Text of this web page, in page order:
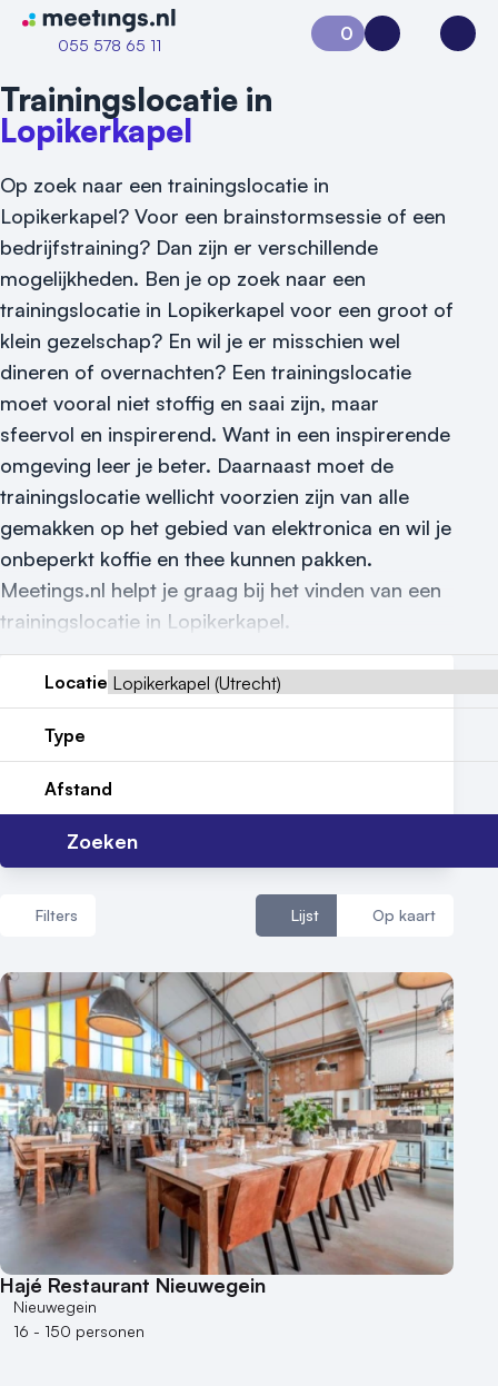
Naar home van Meetings
055 578 65 11
Vraag locatie aan
Locatiegids
Meld locatie aan
Nieuws
Reviews (5⭐️)
Contact
0
Aanvraag 0Inloggen
Trainingslocatie in
Lopikerkapel
Op zoek naar een trainingslocatie in
Lopikerkapel? Voor een brainstormsessie of een
bedrijfstraining? Dan zijn er verschillende
mogelijkheden. Ben je op zoek naar een
trainingslocatie in Lopikerkapel voor een groot of
klein gezelschap? En wil je er misschien wel
dineren of overnachten? Een trainingslocatie
moet vooral niet stoffig en saai zijn, maar
sfeervol en inspirerend. Want in een inspirerende
omgeving leer je beter. Daarnaast moet de
trainingslocatie wellicht voorzien zijn van alle
gemakken op het gebied van elektronica en wil je
onbeperkt koffie en thee kunnen pakken.
Meetings.nl helpt je graag bij het vinden van een
trainingslocatie in Lopikerkapel.
Locatie
Type
Afstand
Zoeken
Filters Lijst Op kaart
Aantal zalen
1 - 5 zalen
6 - 10 zalen
10 of meer zalen
Aantal personen
1 - 50 personen
50 - 100 personen
100 - 250 personen
250 - 500 personen
500+ personen
Bijzondere locaties
Hajé Restaurant Nieuwegein
Nieuwegein
16 - 150 personen